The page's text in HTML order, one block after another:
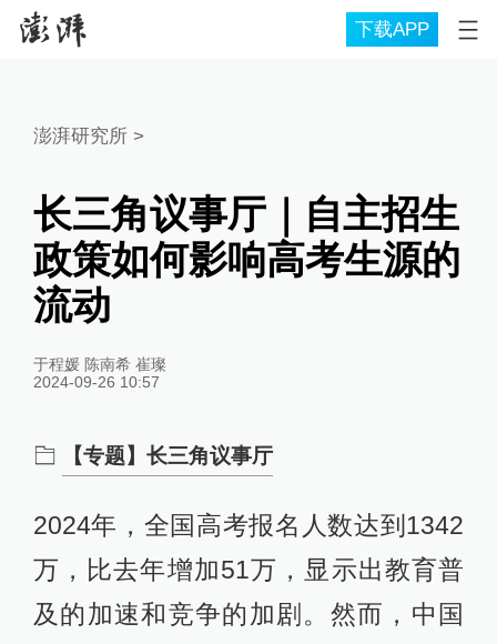
下载APP
澎湃研究所>
长三角议事厅｜自主招生
政策如何影响高考生源的
流动
于程媛 陈南希 崔璨
2024-09-26 10:57
【专题】长三角议事厅
2024年，全国高考报名人数达到1342
万，比去年增加51万，显示出教育普
及的加速和竞争的加剧。然而，中国